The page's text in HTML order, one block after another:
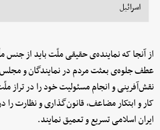
اسرائیل
از آنجا که نماینده‌ی حقیقی ملّت باید از
عطف جلوه‌ی بعثت مردم در نمایندگان و
نقش‌آفرینی و انجام مسئولیت خود را در تراز
کار و ابتکار مضاعف، قانون‌گذاری و نظارت را
ایران اسلامی تسریع و تعمیق نمایند.